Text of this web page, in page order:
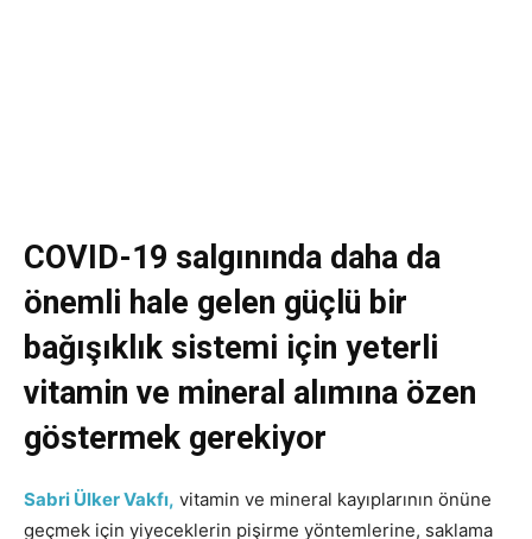
COVID-19 salgınında daha da
önemli hale gelen güçlü bir
bağışıklık sistemi için yeterli
vitamin ve mineral alımına özen
göstermek gerekiyor
Sabri Ülker Vakfı, vitamin ve mineral kayıplarının önüne
geçmek için yiyeceklerin pişirme yöntemlerine, saklama